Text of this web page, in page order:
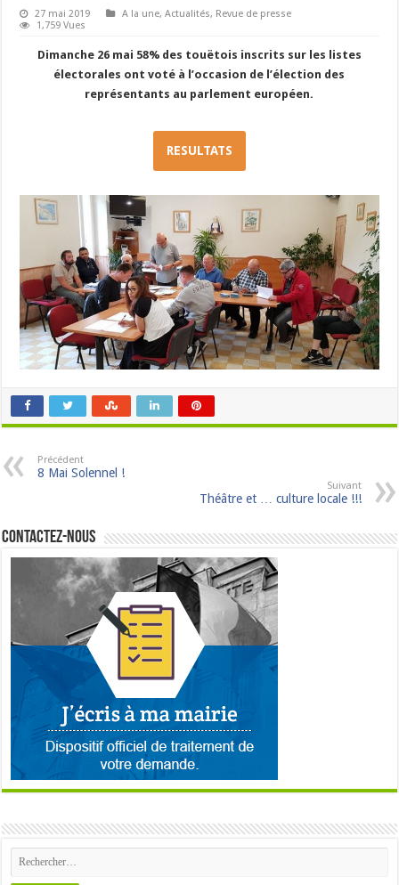
27 mai 2019 A la une,Actualités, Revue de presse
1,759 Vues
Dimanche 26 mai 58% des touëtois inscrits sur les listes
électorales ont voté à l’occasion de l’élection des
représentants au parlement européen.
RESULTATS
Précédent
8 Mai Solennel !
Suivant
Théâtre et … culture locale !!!
Contactez-nous